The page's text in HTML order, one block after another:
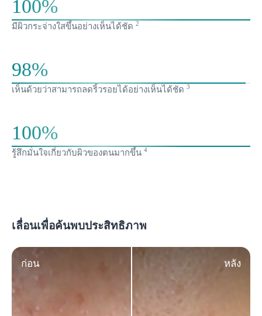
100%
มีผิวกระจ่างใสขึ้นอย่างเห็นได้ชัด 2
98%
เห็นด้วยว่าสามารถลดริ้วรอยได้อย่างเห็นได้ชัด 3
100%
รู้สึกมั่นใจเกี่ยวกับผิวของตนมากขึ้น 4
เลื่อนเพื่อค้นพบประสิทธิภาพ
ก่อน หลัง